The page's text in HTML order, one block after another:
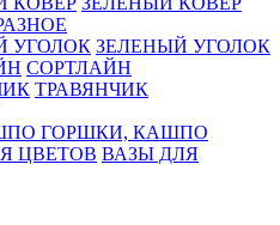
ЗЕЛЕНЫЙ УГОЛОК
СОРТЛАЙН
ТРАВЯНЧИК
ГОРШКИ, КАШПО
ВАЗЫ ДЛЯ